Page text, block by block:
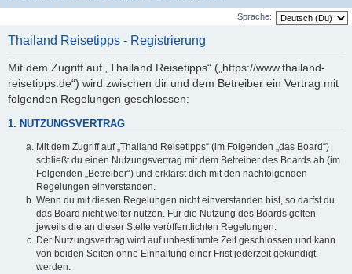
Sprache:
Thailand Reisetipps - Registrierung
Mit dem Zugriff auf „Thailand Reisetipps“ („https://www.thailand-
reisetipps.de“) wird zwischen dir und dem Betreiber ein Vertrag mit
folgenden Regelungen geschlossen:
1. NUTZUNGSVERTRAG
Mit dem Zugriff auf „Thailand Reisetipps“ (im Folgenden „das Board“)
schließt du einen Nutzungsvertrag mit dem Betreiber des Boards ab (im
Folgenden „Betreiber“) und erklärst dich mit den nachfolgenden
Regelungen einverstanden.
Wenn du mit diesen Regelungen nicht einverstanden bist, so darfst du
das Board nicht weiter nutzen. Für die Nutzung des Boards gelten
jeweils die an dieser Stelle veröffentlichten Regelungen.
Der Nutzungsvertrag wird auf unbestimmte Zeit geschlossen und kann
von beiden Seiten ohne Einhaltung einer Frist jederzeit gekündigt
werden.